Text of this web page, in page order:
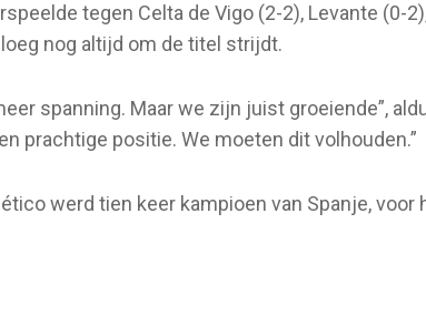
tegen Celta de Vigo (2-2), Levante (0-
nog altijd om de titel strijdt.
spanning. Maar we zijn juist groeiende”,
prachtige positie. We moeten dit volhouden.”
werd tien keer kampioen van Spanje, voor